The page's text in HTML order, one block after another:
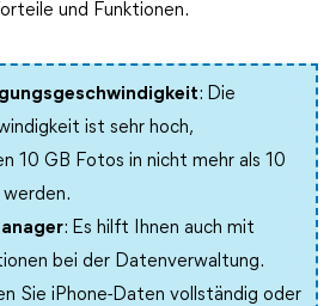
und Funktionen.
: Die
ist sehr hoch,
10 GB Fotos in nicht mehr als 10
: Es hilft Ihnen auch mit
bei der Datenverwaltung.
Sie iPhone-Daten vollständig oder